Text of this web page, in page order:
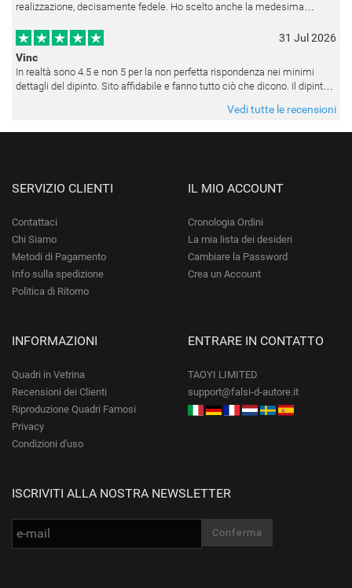
realizzazione, decisamente fedele. Ho scelto anche la medesima
appesi
31 Jul 2026
Vinc
In realtà sono 4.5 e non 5 per la non perfetta rispondenza nei minimi
dettagli del dipinto. Sito affidabile e fanno tutto ciò che dicono. Il dipinto,
Vedi tutte le recensioni
SERVIZIO CLIENTI
Contattaci
Chi Siamo
Metodi di Pagamento
Info sulla spedizione
Politica di Ritorno
IL MIO ACCOUNT
Cronologia Ordini
La mia lista dei desideri
Cambiare la Password
Crea un Account
INFORMAZIONI
Quadri in Vetrina
Recensioni dei Clienti
Riproduzione Quadri Famosi
Privacy
Condizioni d'uso
ENTRARE IN CONTATTO
TAOYI LIMITED
support@falsi-d-autore.it
ISCRIVITI ALLA NOSTRA NEWSLETTER